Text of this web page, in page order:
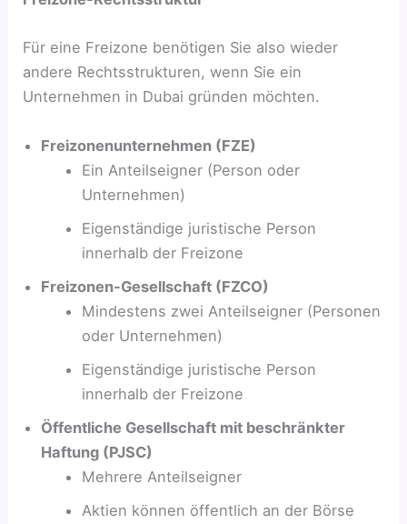
Für eine Freizone benötigen Sie also wieder
andere Rechtsstrukturen, wenn Sie ein
Unternehmen in Dubai gründen möchten.
Freizonenunternehmen (FZE)
Ein Anteilseigner (Person oder
Unternehmen)
Eigenständige juristische Person
innerhalb der Freizone
Freizonen-Gesellschaft (FZCO)
Mindestens zwei Anteilseigner (Personen
oder Unternehmen)
Eigenständige juristische Person
innerhalb der Freizone
Öffentliche Gesellschaft mit beschränkter
Haftung (PJSC)
Mehrere Anteilseigner
Aktien können öffentlich an der Börse